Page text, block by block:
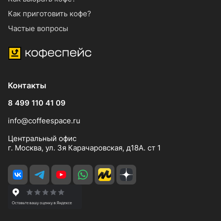
Как приготовить кофе?
Частые вопросы
Контакты
8 499 110 41 09
info@coffeespace.ru
Центральный офис
г. Москва, ул. 3я Карачаровская, д18А. ст 1